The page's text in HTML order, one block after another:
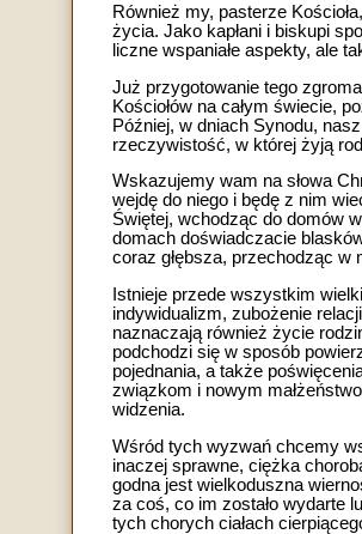
Również my, pasterze
życia. Jako kapłani i biskupi
liczne wspaniałe aspekty, ale
Już przygotowanie tego
Kościołów na całym świecie,
Później, w dniach Synodu,
rzeczywistość, w której żyją
Wskazujemy wam na słowa
wejdę do niego i będę z nim
Świętej, wchodząc do domów
domach doświadczacie
coraz głębsza, przechodząc w
Istnieje przede wszystkim
indywidualizm, zubożenie
naznaczają również życie
podchodzi się w sposób
pojednania, a także
związkom i nowym
widzenia.
Wśród tych wyzwań chcemy
inaczej sprawne, ciężka
godna jest wielkoduszna
za coś, co im zostało wydarte
tych chorych ciałach